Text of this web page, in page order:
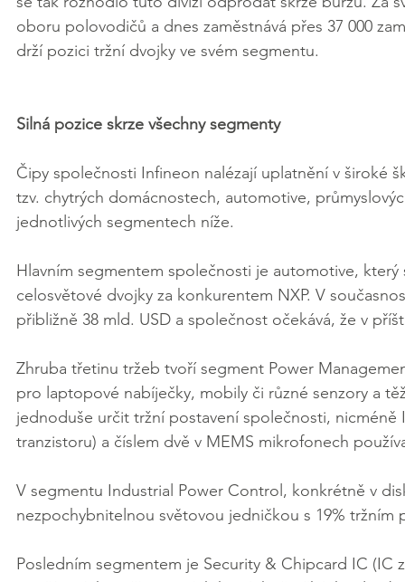
oboru polovodičů a dnes zaměstnává přes 37 000
drží pozici tržní dvojky ve svém segmentu.
Silná pozice skrze všechny segmenty
Čipy společnosti Infineon nalézají uplatnění v široké
tzv. chytrých domácnostech, automotive,
jednotlivých segmentech níže.
Hlavním segmentem společnosti je automotive,
celosvětové dvojky za konkurentem NXP. V
přibližně 38 mld. USD a společnost očekává, že v
Zhruba třetinu tržeb tvoří segment Power
pro laptopové nabíječky, mobily či různé senzory a
jednoduše určit tržní postavení společnosti,
tranzistoru) a číslem dvě v MEMS mikrofonech
V segmentu Industrial Power Control, konkrétně v
nezpochybnitelnou světovou jedničkou s 19%
Posledním segmentem je Security & Chipcard IC